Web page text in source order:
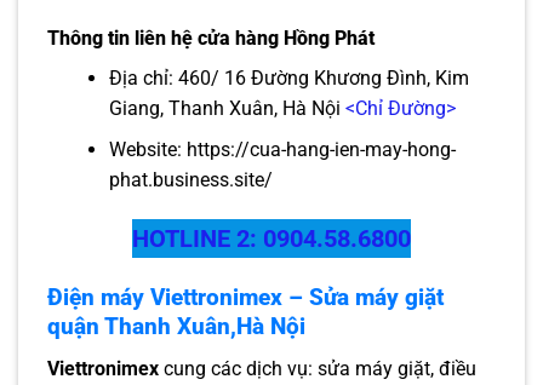
Thông tin liên hệ cửa hàng Hồng Phát
Địa chỉ: 460/ 16 Đường Khương Đình, Kim
Giang, Thanh Xuân, Hà Nội <Chỉ Đường>
Website: https://cua-hang-ien-may-hong-
phat.business.site/
HOTLINE 2: 0904.58.6800
Điện máy Viettronimex – Sửa máy giặt
quận Thanh Xuân,Hà Nội
Viettronimex cung các dịch vụ: sửa máy giặt, điều